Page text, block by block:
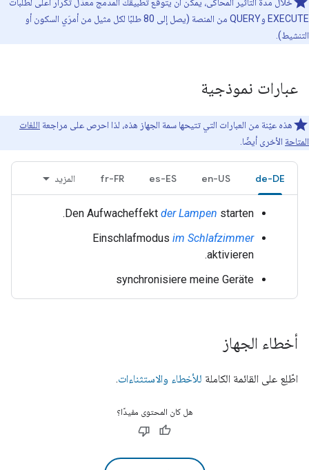
EXECUTE وQUERY من المنصة (يصل إلى 80 طلبًا لكل مثيل من أمرَي السكون أو
التنشيط).
عبارات نموذجية
هذه عيّنة من العبارات التي تتيحها سمة الجهاز هذه، لذا احرص على مراجعة اللغات
المتاحة الأخرى أيضًا.
de-DE
en-US
es-ES
fr-FR المزيد
Den Aufwacheffekt der Lampen starten.
Einschlafmodus im Schlafzimmer
aktivieren.
synchronisiere meine Geräte
أخطاء الجهاز
اطّلِع على القائمة الكاملة للأخطاء والاستثناءات.
هل كان المحتوى مفيدًا؟